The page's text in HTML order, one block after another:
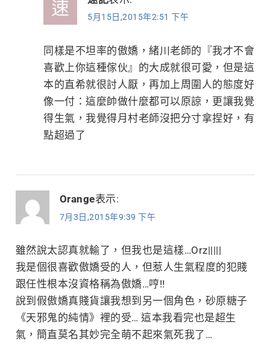
5月15日,2015年2:51 下午
同樣是不坦率的傲嬌，緒川老師的『我才不會
喜歡上你這種傢伙』的大成就很可愛，但是這
本的直希就很討人厭，再加上周圍人的態度好
像一付：這麼帥做什麼都可以原諒，更讓我覺
得生氣，我覺得月村老師沒把分寸拿捏好，有
點超過了
Orange表示:
7月3日,2015年9:39 下午
雖然說太認真就輸了，但我也是這樣…Orz|||||
我是個很喜歡傲嬌受的人，但惹人生氣程度的犯賤
跟任性根本沒資格稱為傲嬌…哼!!
說到假傲嬌真賤貨讓我想到另一個角色，砂原糖子
《天邪鬼的純情》裡的受… 這本我看完也是超生
氣，簡直莫名其妙完全萌不起來氣死我了…